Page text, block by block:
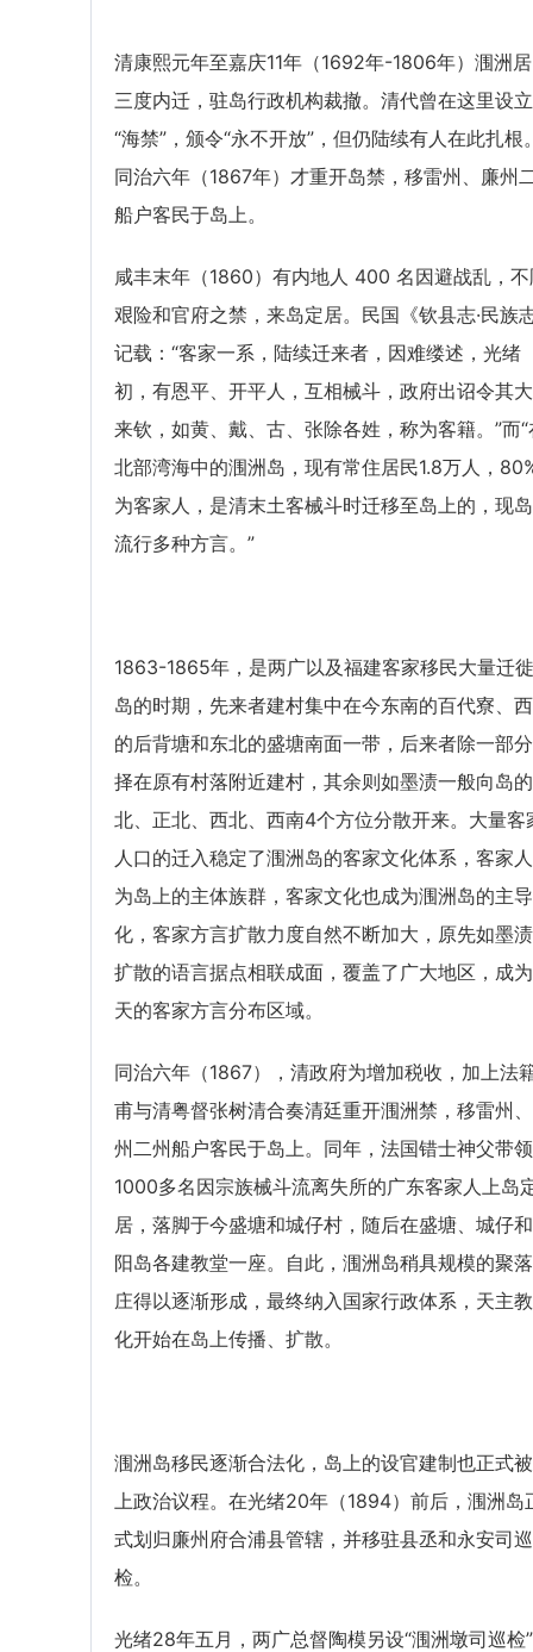
清康熙元年至嘉庆11年（1692年-1806年）涠洲
三度内迁，驻岛行政机构裁撤。清代曾在这里设立
“海禁”，颁令“永不开放”，但仍陆续有人在此扎根
同治六年（1867年）才重开岛禁，移雷州、廉州
船户客民于岛上。
咸丰末年（1860）有内地人 400 名因避战乱，
艰险和官府之禁，来岛定居。民国《钦县志·民族
记载：“客家一系，陆续迁来者，因难缕述，光绪
初，有恩平、开平人，互相械斗，政府出诏令其
来钦，如黄、戴、古、张除各姓，称为客籍。”而“
北部湾海中的涠洲岛，现有常住居民1.8万人，
为客家人，是清末土客械斗时迁移至岛上的，现
流行多种方言。”
1863-1865年，是两广以及福建客家移民大量迁
岛的时期，先来者建村集中在今东南的百代寮、
的后背塘和东北的盛塘南面一带，后来者除一部
择在原有村落附近建村，其余则如墨渍一般向岛
北、正北、西北、西南4个方位分散开来。大量客
人口的迁入稳定了涠洲岛的客家文化体系，客家
为岛上的主体族群，客家文化也成为涠洲岛的主
化，客家方言扩散力度自然不断加大，原先如墨
扩散的语言据点相联成面，覆盖了广大地区，成
天的客家方言分布区域。
同治六年（1867），清政府为增加税收，加上法
甫与清粤督张树清合奏清廷重开涠洲禁，移雷州
州二州船户客民于岛上。同年，法国错士神父带领
1000多名因宗族械斗流离失所的广东客家人上岛
居，落脚于今盛塘和城仔村，随后在盛塘、城仔
阳岛各建教堂一座。自此，涠洲岛稍具规模的聚
庄得以逐渐形成，最终纳入国家行政体系，天主
化开始在岛上传播、扩散。
涠洲岛移民逐渐合法化，岛上的设官建制也正式
上政治议程。在光绪20年（1894）前后，涠洲岛
式划归廉州府合浦县管辖，并移驻县丞和永安司巡
检。
光绪28年五月，两广总督陶模另设“涠洲墩司巡检